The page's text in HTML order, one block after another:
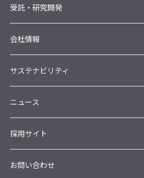
受託・研究開発
会社情報
サステナビリティ
ニュース
採用サイト
お問い合わせ